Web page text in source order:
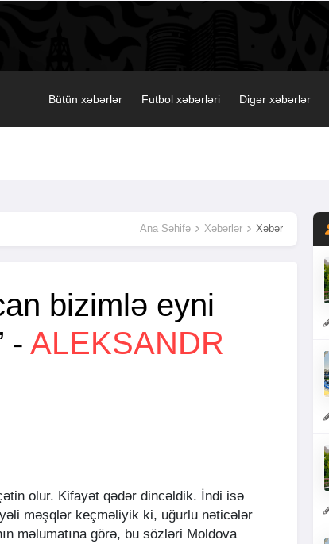
Bütün xəbərlər Futbol xəbərləri Digər xəbərlər
Ana Səhifə Xəbərlər Xəbər
bizimlə eyni
- ALEKSANDR
olur. Kifayət qədər dincəldik. İndi isə
məşqlər keçməliyik ki, uğurlu nəticələr
məlumatına görə, bu sözləri Moldova